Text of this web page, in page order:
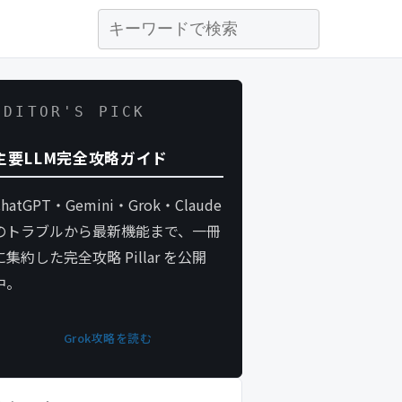
PICK
要LLM完全攻略ガイド
・Gemini・Grok・Claude
トラブルから最新機能まで、一冊
集約した完全攻略 Pillar を公開
Grok攻略を読む